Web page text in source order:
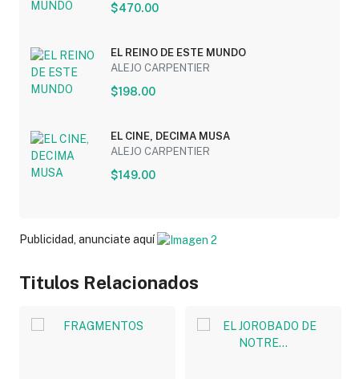
$470.00
EL REINO DE ESTE MUNDO
ALEJO CARPENTIER
$198.00
EL CINE, DECIMA MUSA
ALEJO CARPENTIER
$149.00
Publicidad, anunciate aquí
Titulos Relacionados